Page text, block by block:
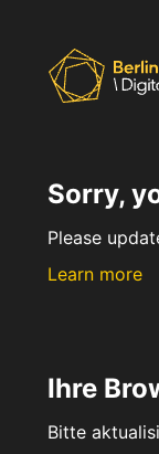
Sorry,
Please
Learn more
Ihre
Bitte